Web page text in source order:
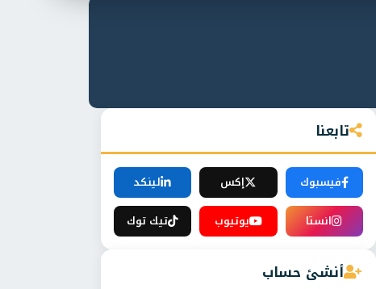
تابعنا
فيسبوك إكس
لينكد
انستا
يوتيوب تيك توك
أنشئ حساب